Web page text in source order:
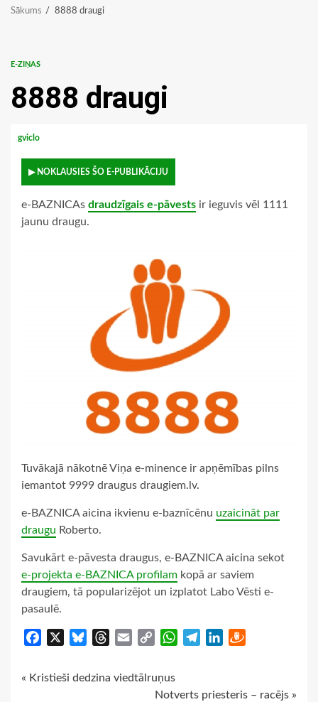
Sākums 8888 draugi
E-ZIŅAS
8888 draugi
gviclo
▶ NOKLAUSIES ŠO E-PUBLIKĀCIJU
e-BAZNICAs draudzīgais e-pāvests ir ieguvis vēl 1111
jaunu draugu.
Tuvākajā nākotnē Viņa e-minence ir apņēmības pilns
iemantot 9999 draugus draugiem.lv.
e-BAZNICA aicina ikvienu e-baznīcēnu uzaicināt par
draugu Roberto.
Savukārt e-pāvesta draugus, e-BAZNICA aicina sekot
e-projekta e-BAZNICA profilam kopā ar saviem
draugiem, tā popularizējot un izplatot Labo Vēsti e-
pasaulē.
Facebook BlueskyThreads
Email
Copy
WhatsApp
TelegramLinkedIn
Continue
« Kristieši dedzina viedtālruņus
Notverts priesteris – racējs »